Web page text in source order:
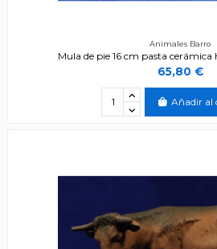
Animales Barro
Mula de pie 16 cm pasta cerámica
65,80 €
Añadir al